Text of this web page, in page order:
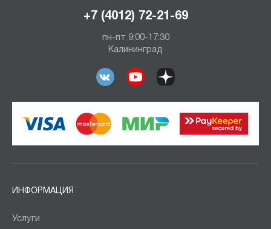
+7 (4012) 72-21-69
пн-пт 9:00-17:30
Калининград
ИНФОРМАЦИЯ
Услуги